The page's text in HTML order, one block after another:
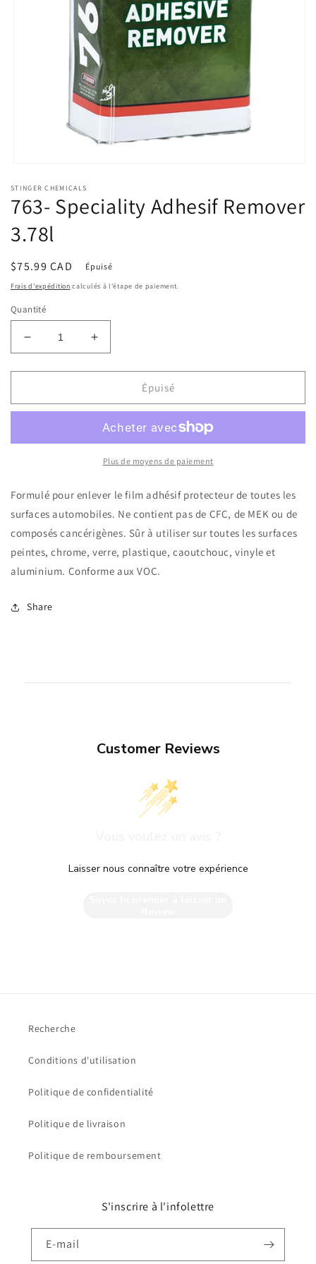
média
1
dans
fenêtre
modale
STINGER CHEMICALS
763- Speciality Adhesif Remover
3.78l
Prix
habituel
$75.99 CAD Épuisé
Frais d'expédition calculés à l'étape de paiement.
Quantité
Réduire
la
quantité
763-
Remover
Augmenter
la
quantité
763-
Adhesif
Remover
3.78l
Épuisé
Plus de moyens de paiement
Formulé pour enlever le film adhésif protecteur de toutes les
surfaces automobiles. Ne contient pas de CFC, de MEK ou de
composés cancérigènes. Sûr à utiliser sur toutes les surfaces
peintes, chrome, verre, plastique, caoutchouc, vinyle et
aluminium. Conforme aux VOC.
Share
Customer Reviews
Laisser nous connaître votre expérience
Recherche
Conditions d'utilisation
Politique de confidentialité
Politique de livraison
Politique de remboursement
S'inscrire à l'infolettre
E-mail